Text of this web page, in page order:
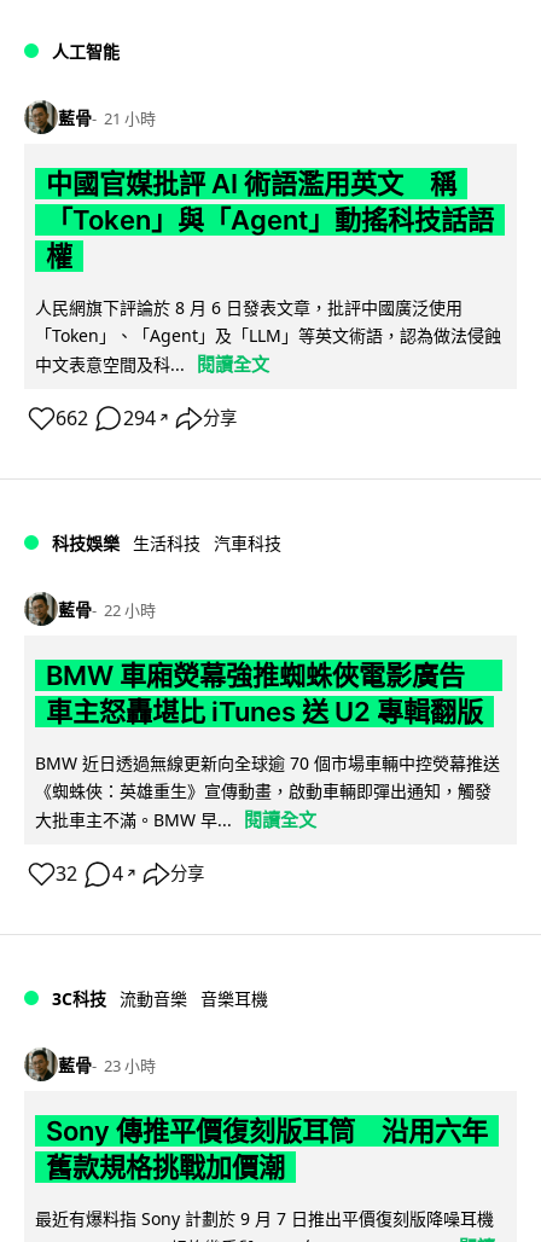
人工智能
藍骨 21 小時
中國官媒批評 AI 術語濫用英文 稱
「Token」與「Agent」動搖科技話語
權
人民網旗下評論於 8 月 6 日發表文章，批評中國廣泛使用
「Token」、「Agent」及「LLM」等英文術語，認為做法侵蝕
中文表意空間及科...
閱讀全文
662 294 ↗ 分享
科技娛樂 生活科技 汽車科技
藍骨 22 小時
BMW 車廂熒幕強推蜘蛛俠電影廣告
車主怒轟堪比 iTunes 送 U2 專輯翻版
BMW 近日透過無線更新向全球逾 70 個市場車輛中控熒幕推送
《蜘蛛俠：英雄重生》宣傳動畫，啟動車輛即彈出通知，觸發
大批車主不滿。BMW 早...
閱讀全文
32 4 ↗ 分享
3C科技 流動音樂 音樂耳機
藍骨 23 小時
Sony 傳推平價復刻版耳筒 沿用六年
舊款規格挑戰加價潮
最近有爆料指 Sony 計劃於 9 月 7 日推出平價復刻版降噪耳機